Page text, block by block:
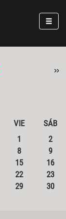
»
VIE
SÁB
1
2
8
9
15
16
22
23
29
30